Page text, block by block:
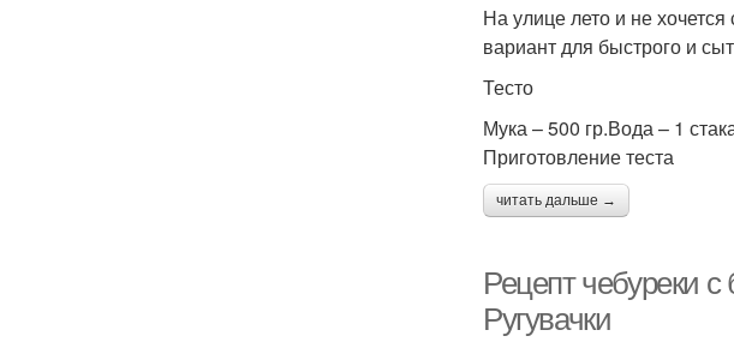
На улице лето и не
вариант для быстрого и
Тесто
Мука – 500 гр.Вода – 1
Приготовление теста
читать дальше →
Рецепт чебуреки
Ругувачки